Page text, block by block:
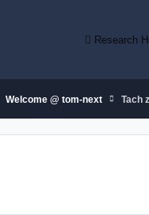
Research
Welcome @ tom-next Tach